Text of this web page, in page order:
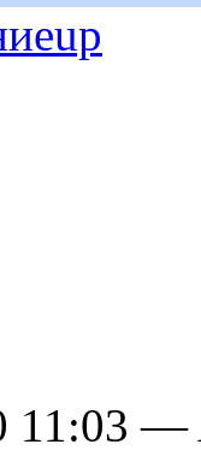
up
11:03 —